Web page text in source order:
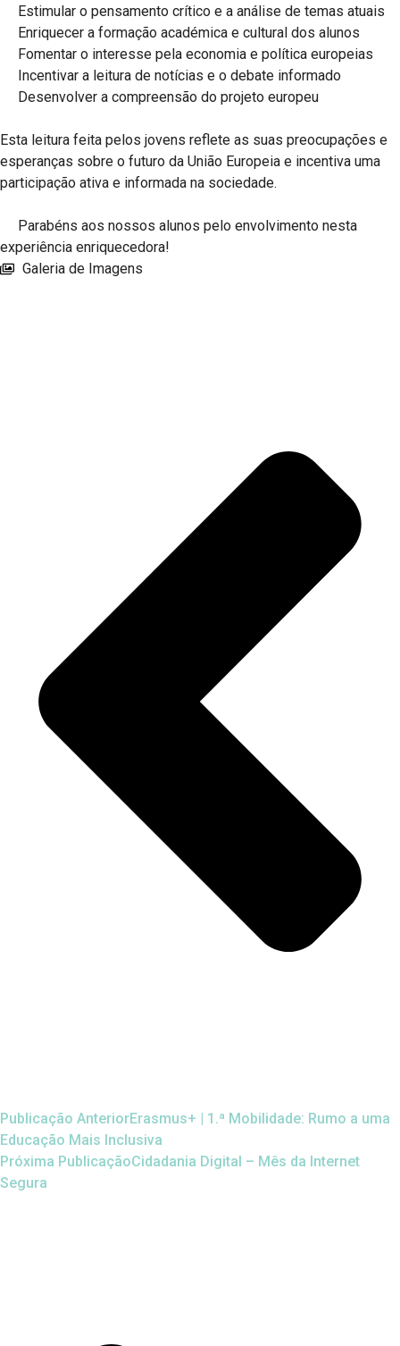
Estimular o pensamento crítico e a análise de temas atuais
Enriquecer a formação académica e cultural dos alunos
Fomentar o interesse pela economia e política europeias
Incentivar a leitura de notícias e o debate informado
Desenvolver a compreensão do projeto europeu
Esta leitura feita pelos jovens reflete as suas preocupações e
esperanças sobre o futuro da União Europeia e incentiva uma
participação ativa e informada na sociedade.
Parabéns aos nossos alunos pelo envolvimento nesta
experiência enriquecedora!
Galeria de Imagens
Publicação AnteriorErasmus+ | 1.ª Mobilidade: Rumo a uma
Educação Mais Inclusiva
Próxima PublicaçãoCidadania Digital – Mês da Internet
Segura